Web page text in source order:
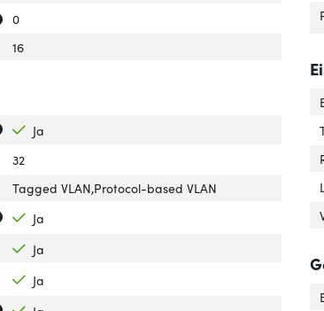
Uitleg over 'Aantal geïnstalleerde SFP+ modules'
Verberg uitleg over 'Aantal geïnstalleerde SFP+ modules'
0
16
Uitleg over 'Full duplex'
Verberg uitleg over 'Full duplex'
Ja
32
Tagged VLAN,Protocol-based VLAN
Uitleg over 'VLAN=ondersteuning'
Verberg uitleg over 'VLAN=ondersteuning'
Ja
Ja
Ja